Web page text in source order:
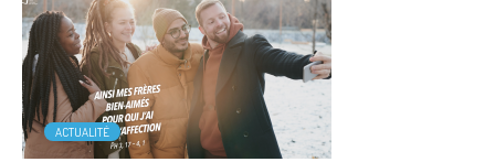
ACTUALITÉ